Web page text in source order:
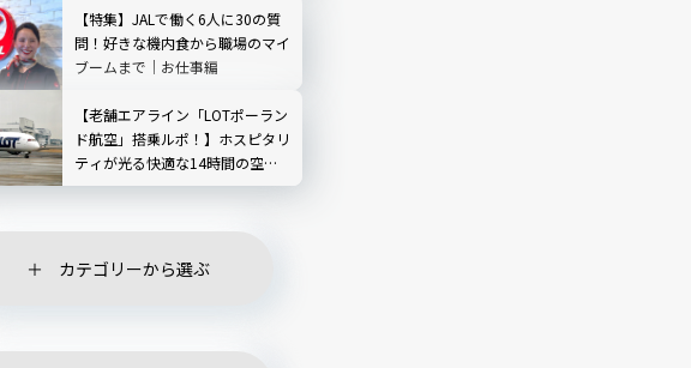
STAND」渋谷にオープン！人気
TOP3も
【特集】JALで働く6人に30の質
問！好きな機内食から職場のマイ
ブームまで｜お仕事編
【老舗エアライン「LOTポーラン
ド航空」搭乗ルポ！】ホスピタリ
ティが光る快適な14時間の空
旅！
カテゴリーから選ぶ